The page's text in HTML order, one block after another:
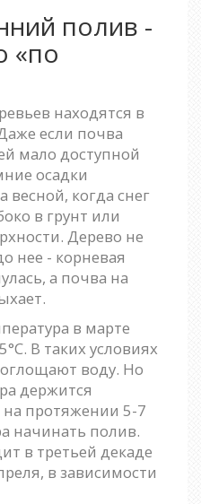
полив -
«по
находятся в
если почва
мало доступной
осадки
весной, когда снег
в грунт или
Дерево не
нее - корневая
а почва на
в марте
В таких условиях
воду. Но
держится
протяжении 5-7
начинать полив.
в третьей декаде
в зависимости